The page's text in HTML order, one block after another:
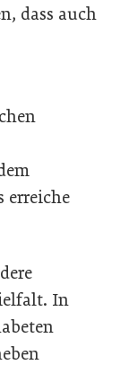
dass auch
erreiche
In